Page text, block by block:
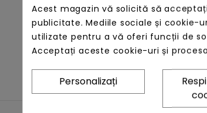
Acest magazin vă solicită să
publicitate. Mediile sociale și cookie-
utilizate pentru a vă oferi funcții de
Acceptați aceste cookie-uri și
Personalizați